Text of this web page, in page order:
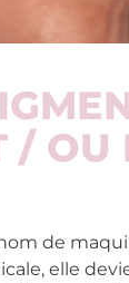
/ OU
de
elle